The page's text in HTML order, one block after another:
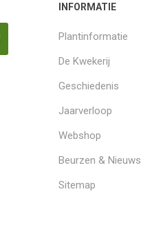
INFORMATIE
Plantinformatie
De Kwekerij
Geschiedenis
Jaarverloop
Webshop
Beurzen & Nieuws
Sitemap